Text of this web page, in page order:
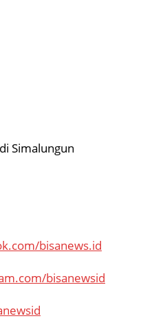
Simalungun
bisanews.id
bisanewsid